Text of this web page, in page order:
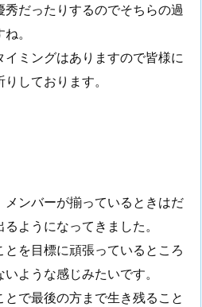
だったりするのでそちらの過
。
ミングはありますので皆様に
しております。
ンバーが揃っているときはだ
ようになってきました。
を目標に頑張っているところ
ような感じみたいです。
で最後の方まで生き残ること